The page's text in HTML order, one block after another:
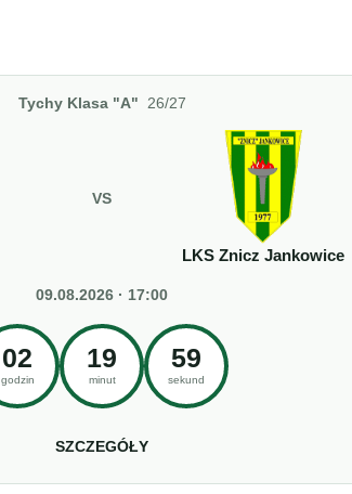
Tychy Klasa "A" 26/27
VS
LKS Znicz Jankowice
09.08.2026 · 17:00
02
godzin
19
minut
58
sekund
SZCZEGÓŁY